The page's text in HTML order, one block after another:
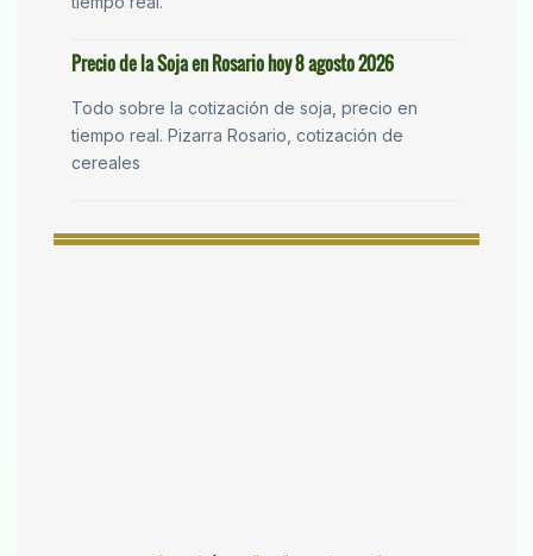
Precio de la Soja en Rosario hoy 8 agosto 2026
Todo sobre la cotización de soja, precio en
tiempo real. Pizarra Rosario, cotización de
cereales